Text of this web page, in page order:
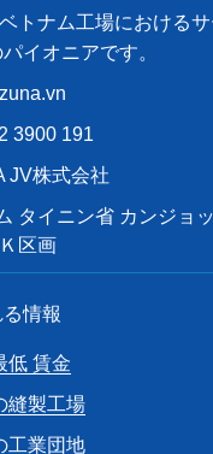
トナム工場における
イオニアです。
3900 191
JV株式会社
タイニン省 カンジョ
区画
情報
低 賃金
縫製工場
工業団地